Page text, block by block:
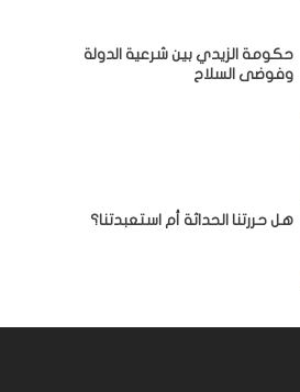
حكومة الزيدي بين شرعية الدولة
وفوضى السلاح
هل حررتنا الحداثة أم استعبدتنا؟